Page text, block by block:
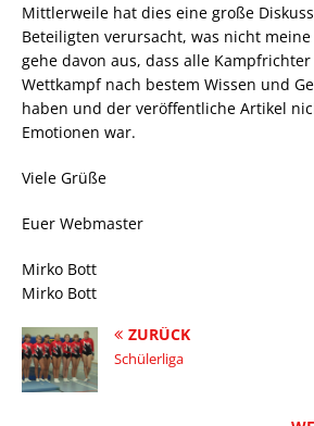
Mittlerweile hat dies eine große
Beteiligten verursacht, was nicht
gehe davon aus, dass alle
Wettkampf nach bestem Wissen und
haben und der veröffentliche Artikel
Emotionen war.
Viele Grüße
Euer Webmaster
Mirko Bott
Mirko Bott
ZURÜCK
Schülerliga